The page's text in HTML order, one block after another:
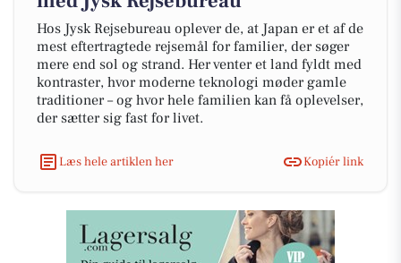
Hos Jysk Rejsebureau oplever de, at Japan er et af de
mest eftertragtede rejsemål for familier, der søger
mere end sol og strand. Her venter et land fyldt med
kontraster, hvor moderne teknologi møder gamle
traditioner – og hvor hele familien kan få oplevelser,
der sætter sig fast for livet.
Læs hele artiklen her Kopiér link